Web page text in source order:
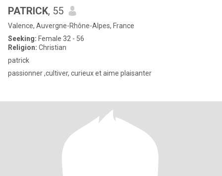
PATRICK, 55
Valence, Auvergne-Rhône-Alpes, France
Seeking: Female 32 - 56
Religion: Christian
patrick
passionner ,cultiver, curieux et aime plaisanter